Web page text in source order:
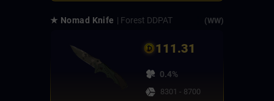
★ Nomad Knife | Forest DDPAT (WW)
111.31
0.4%
8301 - 8700